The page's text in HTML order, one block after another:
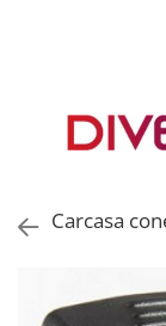
ASA
TPU
Carcasa